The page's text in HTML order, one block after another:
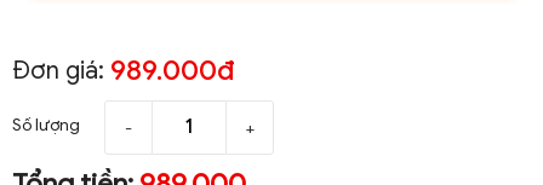
Đơn giá: 989.000đ
Số lượng - +